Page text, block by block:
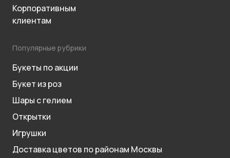
Корпоративным
клиентам
Популярные рубрики
Букеты по акции
Букет из роз
Шары с гелием
Открытки
Игрушки
Доставка цветов по районам Москвы